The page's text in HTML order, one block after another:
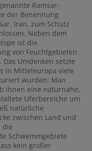
Ramsar-
der Benennung
Iran, zum Schutz
Neben dem
ist die
von Feuchtgebieten
Umdenken setzte
in Mitteleuropa viele
wurden: Man
ihnen eine naturnahe,
Uferbereiche um
natürliche
zwischen Land und
die
Schwemmgebiete
kein großer